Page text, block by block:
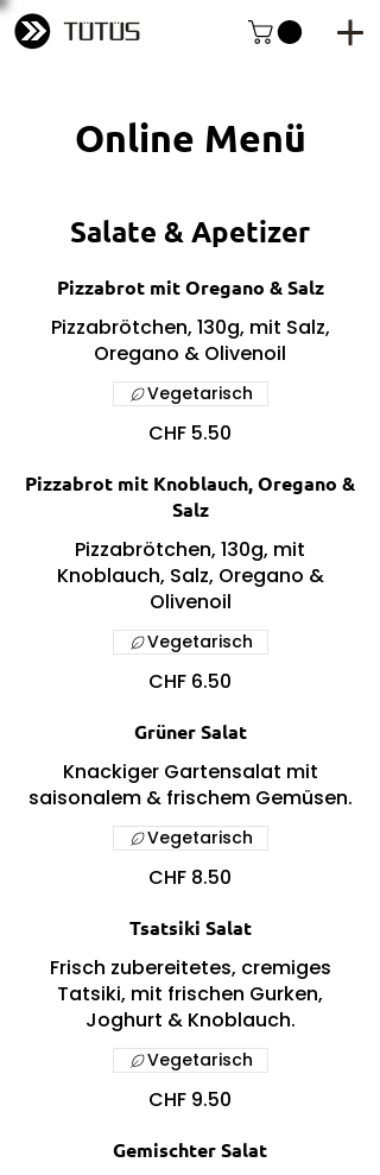
Online Menü
Salate & Apetizer
Pizzabrot mit Oregano & Salz
Pizzabrötchen, 130g, mit Salz,
Oregano & Olivenoil
CHF 5.50
Vegetarisch
Pizzabrot mit Knoblauch, Oregano &
Salz
Pizzabrötchen, 130g, mit
Knoblauch, Salz, Oregano &
Olivenoil
CHF 6.50
Vegetarisch
Grüner Salat
Knackiger Gartensalat mit
saisonalem & frischem Gemüsen.
CHF 8.50
Vegetarisch
Tsatsiki Salat
Frisch zubereitetes, cremiges
Tatsiki, mit frischen Gurken,
Joghurt & Knoblauch.
CHF 9.50
Vegetarisch
Gemischter Salat